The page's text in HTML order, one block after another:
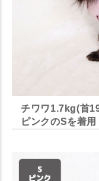
チワワ1.7kg(首
ピンクのSを着用